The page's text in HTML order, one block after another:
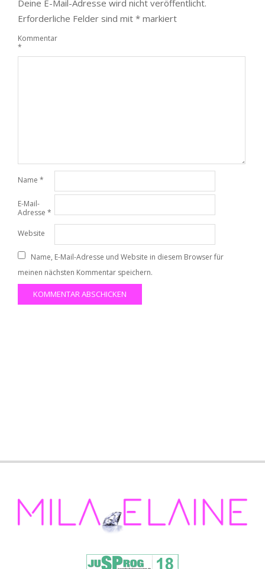
Deine E-Mail-Adresse wird nicht veröffentlicht.
Erforderliche Felder sind mit * markiert
Kommentar
*
Name *
E-Mail-
Adresse *
Website
Name, E-Mail-Adresse und Website in diesem Browser für
meinen nächsten Kommentar speichern.